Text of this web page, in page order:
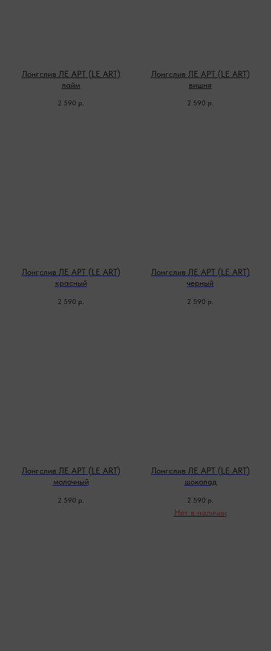
Лонгслив ЛЕ АРТ (LE ART)
лайм
2 590 р.
Лонгслив ЛЕ АРТ (LE ART)
вишня
2 590 р.
Лонгслив ЛЕ АРТ (LE ART)
красный
2 590 р.
Лонгслив ЛЕ АРТ (LE ART)
черный
2 590 р.
Лонгслив ЛЕ АРТ (LE ART)
молочный
2 590 р.
Лонгслив ЛЕ АРТ (LE ART)
шоколад
2 590 р.
Нет в наличии